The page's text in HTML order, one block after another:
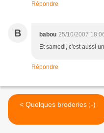
Répondre
B babou 25/10/2007
Et samedi, c'est aussi
Répondre
< Quelques broderies ;-)